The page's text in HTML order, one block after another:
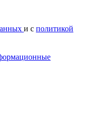
и с политикой